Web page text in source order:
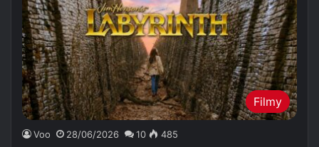
Filmy
Voo 28/06/2026 10 485